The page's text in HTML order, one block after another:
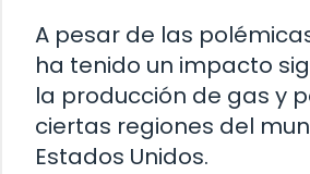
A pesar de las
ha tenido un impacto
la producción de gas y
ciertas regiones del
Estados Unidos.